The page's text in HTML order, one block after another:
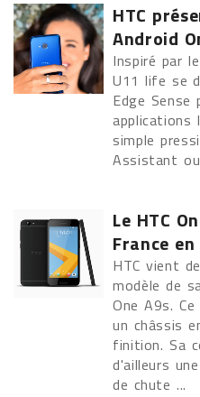
HTC
Android
Inspiré par
U11 life se
Edge
applications
simple
Assistant
Le HTC
France
HTC vient
modèle de
One A9s.
un châssis
finition. Sa
d'ailleurs
de chute ...